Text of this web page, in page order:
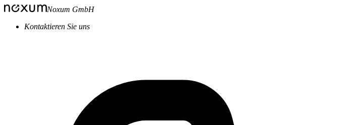
Noxum GmbH
Kontaktieren Sie uns